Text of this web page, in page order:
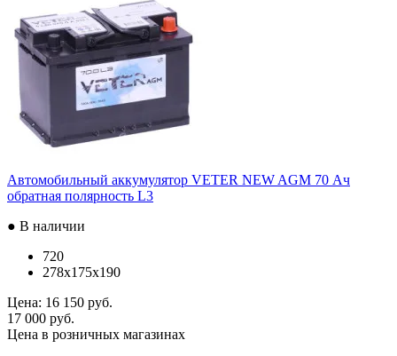
Автомобильный аккумулятор VETER NEW AGM 70 Ач
обратная полярность L3
● В наличии
720
278x175x190
Цена: 16 150 руб.
17 000 руб.
Цена в розничных магазинах